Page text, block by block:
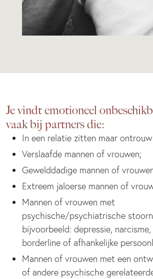
Je vindt emotioneel
vaak bij partners die:
In een relatie zitten maar ontrouw
Verslaafde mannen of vrouwen;
Gewelddadige mannen of
Extreem jaloerse mannen of
Mannen of vrouwen met
psychische/psychiatrische
bijvoorbeeld: depressie,
borderline of afhankelijke
Mannen of vrouwen met een
of andere psychische